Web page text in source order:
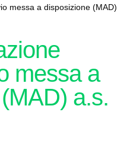
messa a disposizione (MAD)
messa a
a.s.